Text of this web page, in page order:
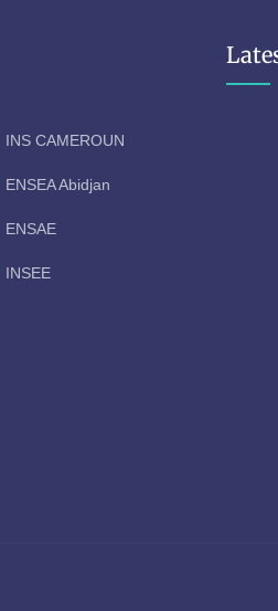
INS CAMEROUN
ENSEA Abidjan
ENSAE
INSEE